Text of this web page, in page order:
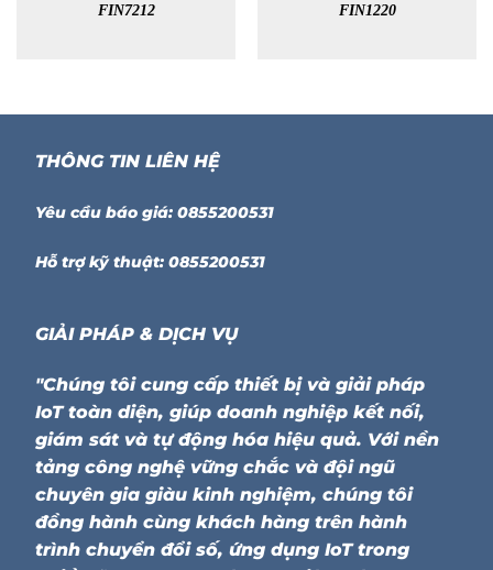
FIN7212 FIN1220
THÔNG TIN LIÊN HỆ
Yêu cầu báo giá: 0855200531
Hỗ trợ kỹ thuật: 0855200531
GIẢI PHÁP & DỊCH VỤ
"Chúng tôi cung cấp thiết bị và giải pháp
IoT toàn diện, giúp doanh nghiệp kết nối,
giám sát và tự động hóa hiệu quả. Với nền
tảng công nghệ vững chắc và đội ngũ
chuyên gia giàu kinh nghiệm, chúng tôi
đồng hành cùng khách hàng trên hành
trình chuyển đổi số, ứng dụng IoT trong